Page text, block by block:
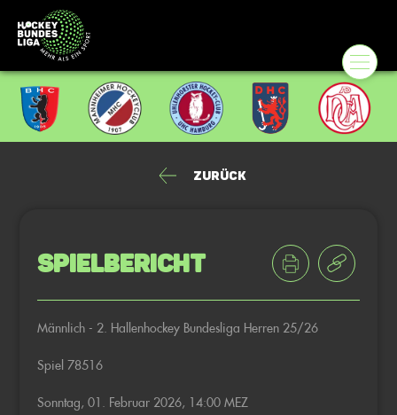
Zurück
Spielbericht
Männlich - 2. Hallenhockey Bundesliga Herren 25/26
Spiel 78516
Sonntag, 01. Februar 2026, 14:00 MEZ